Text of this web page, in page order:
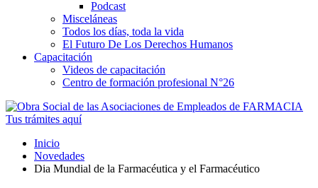
Podcast
Misceláneas
Todos los días, toda la vida
El Futuro De Los Derechos Humanos
Capacitación
Videos de capacitación
Centro de formación profesional N°26
Tus trámites aquí
Inicio
Novedades
Dia Mundial de la Farmacéutica y el Farmacéutico